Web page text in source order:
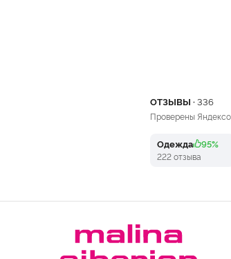
ОТЗЫВЫ ·336
Проверены
Одежда 95%
222 отзыва